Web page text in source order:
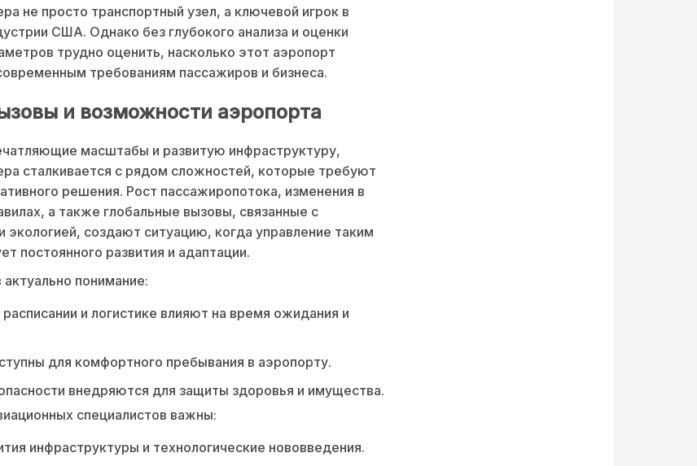
не просто транспортный узел, а ключевой игрок в
США. Однако без глубокого анализа и оценки
трудно оценить, насколько этот аэропорт
требованиям пассажиров и бизнеса.
и возможности аэропорта
масштабы и развитую инфраструктуру,
сталкивается с рядом сложностей, которые требуют
решения. Рост пассажиропотока, изменения в
а также глобальные вызовы, связанные с
экологией, создают ситуацию, когда управление таким
постоянного развития и адаптации.
понимание:
и логистике влияют на время ожидания и
для комфортного пребывания в аэропорту.
внедряются для защиты здоровья и имущества.
специалистов важны:
инфраструктуры и технологические нововведения.